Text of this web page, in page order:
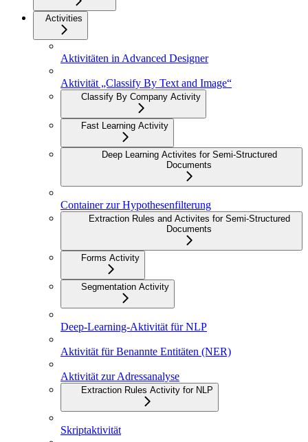
Activities
Aktivitäten in Advanced Designer
Aktivität „Classify By Text and Image“
Classify By Company Activity
Fast Learning Activity
Deep Learning Activites for Semi-Structured
Documents
Container zur Hypothesenfilterung
Extraction Rules and Activites for Semi-Structured
Documents
Forms Activity
Segmentation Activity
Deep-Learning-Aktivität für NLP
Aktivität für Benannte Entitäten (NER)
Aktivität zur Adressanalyse
Extraction Rules Activity for NLP
Skriptaktivität